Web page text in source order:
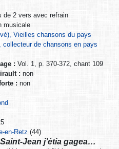
de 2 vers avec refrain
musicale
Vieilles chansons du pays
collecteur de chansons en pays
: Vol. 1, p. 370-372, chant 109
: non
: non
en-Retz (44)
Jean j’étia gagea…